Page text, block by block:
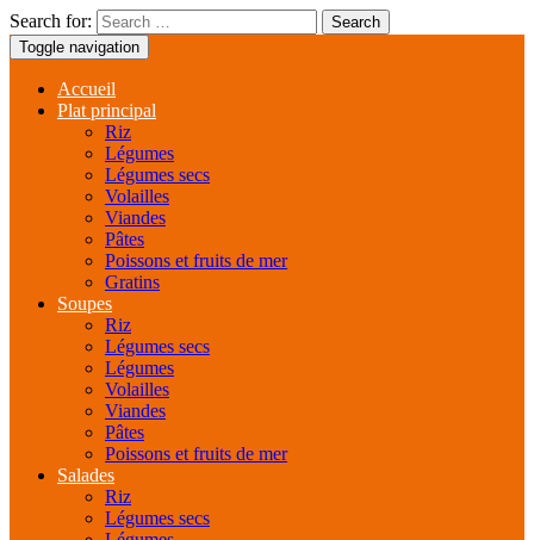
Search for:
Toggle navigation
Accueil
Plat principal
Riz
Légumes
Légumes secs
Volailles
Viandes
Pâtes
Poissons et fruits de mer
Gratins
Soupes
Riz
Légumes secs
Légumes
Volailles
Viandes
Pâtes
Poissons et fruits de mer
Salades
Riz
Légumes secs